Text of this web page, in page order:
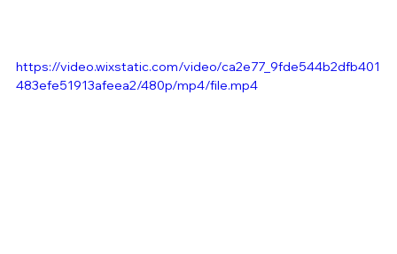
https://video.wixstatic.com/video/ca2e77_9fde544b2dfb401
483efe51913afeea2/480p/mp4/file.mp4